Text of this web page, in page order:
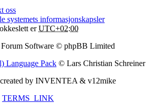
oss
systemets informasjonskapsler
erUTC+02:00
Software © phpBB Limited
Language Pack © Lars Christian Schreiner
created by INVENTEA & v12mike
TERMS_LINK